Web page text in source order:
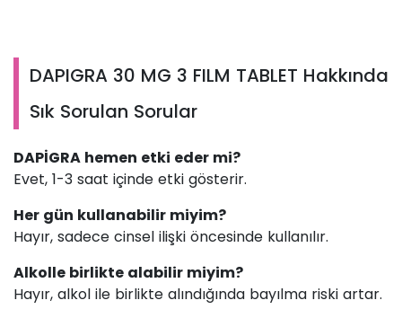
DAPIGRA 30 MG 3 FILM TABLET Hakkında
Sık Sorulan Sorular
DAPİGRA hemen etki eder mi?
Evet, 1-3 saat içinde etki gösterir.
Her gün kullanabilir miyim?
Hayır, sadece cinsel ilişki öncesinde kullanılır.
Alkolle birlikte alabilir miyim?
Hayır, alkol ile birlikte alındığında bayılma riski artar.